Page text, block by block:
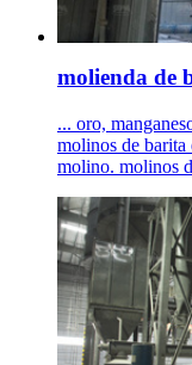
molienda de
... oro,
molinos de
molino. molinos